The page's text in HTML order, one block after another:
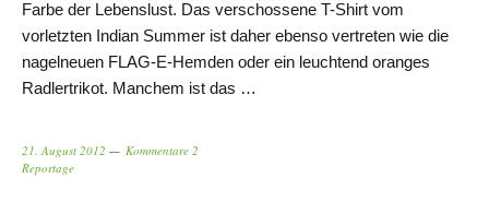
Farbe der Lebenslust. Das verschossene T-Shirt vom
vorletzten Indian Summer ist daher ebenso vertreten wie die
nagelneuen FLAG-E-Hemden oder ein leuchtend oranges
Radlertrikot. Manchem ist das …
21. August 2012
Kommentare 2
Reportage